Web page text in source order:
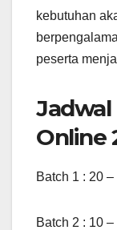
kebutuhan
peserta
Online
Batch 1 : 20
Batch 2 : 10